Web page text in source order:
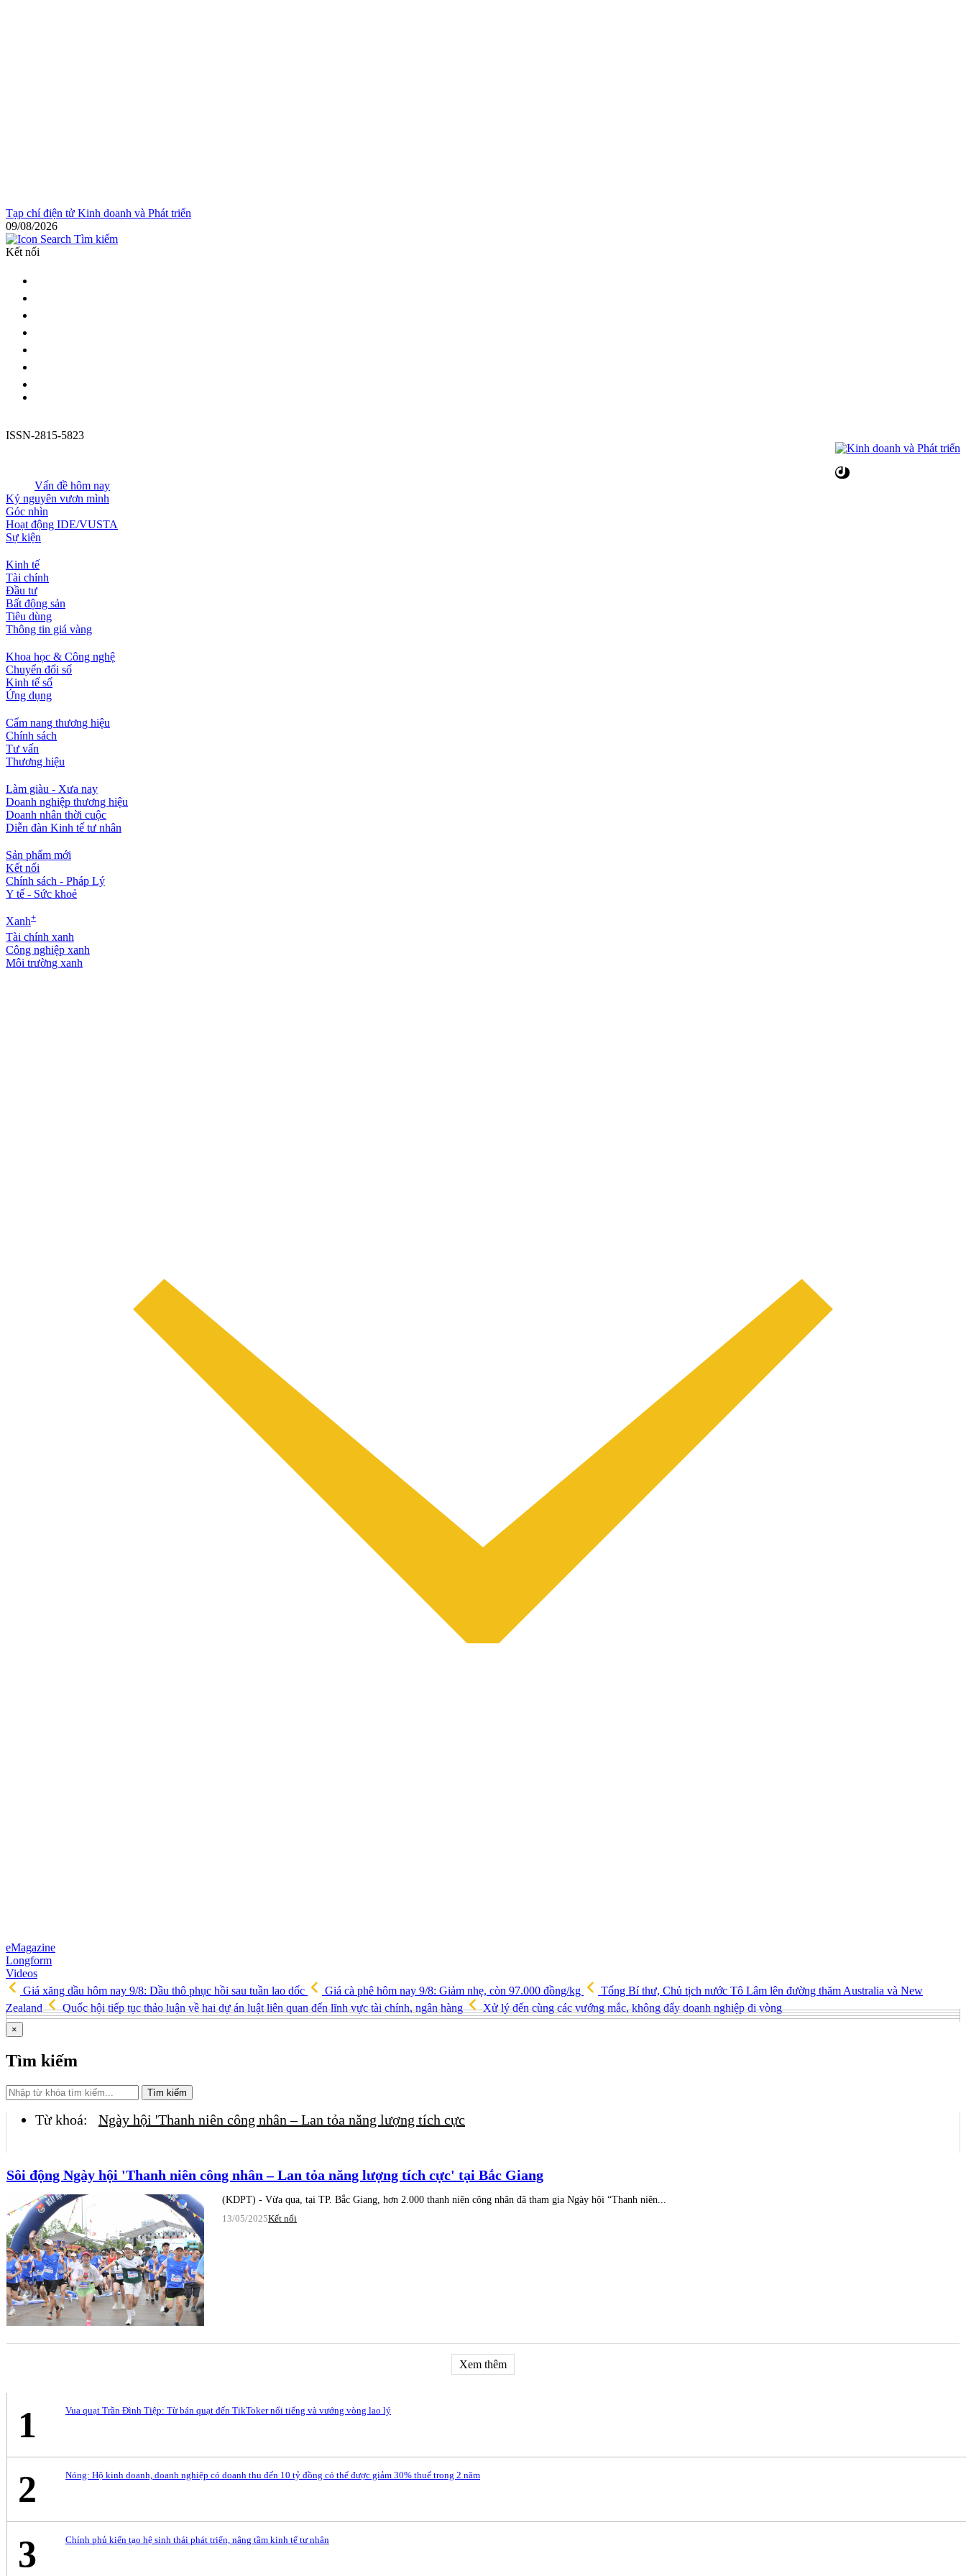
Tạp chí điện tử Kinh doanh và Phát triển
09/08/2026
Tìm kiếm
Kết nối
ISSN-2815-5823
Vấn đề hôm nay
Kỷ nguyên vươn mình
Góc nhìn
Hoạt động IDE/VUSTA
Sự kiện
Kinh tế
Tài chính
Đầu tư
Bất động sản
Tiêu dùng
Thông tin giá vàng
Khoa học & Công nghệ
Chuyển đổi số
Kinh tế số
Ứng dụng
Cẩm nang thương hiệu
Chính sách
Tư vấn
Thương hiệu
Làm giàu - Xưa nay
Doanh nghiệp thương hiệu
Doanh nhân thời cuộc
Diễn đàn Kinh tế tư nhân
Sản phẩm mới
Kết nối
Chính sách - Pháp Lý
Y tế - Sức khoẻ
Xanh+
Tài chính xanh
Công nghiệp xanh
Môi trường xanh
eMagazine
Longform
Videos
Giá xăng dầu hôm nay 9/8: Dầu thô phục hồi sau tuần lao dốc
Giá cà phê hôm nay 9/8: Giảm nhẹ, còn 97.000 đồng/kg
Tổng Bí thư, Chủ tịch nước Tô Lâm lên đường thăm Australia và New
Zealand
Quốc hội tiếp tục thảo luận về hai dự án luật liên quan đến lĩnh vực tài chính, ngân hàng Xử lý đến cùng các vướng mắc, không đẩy doanh nghiệp đi vòng
×
Tìm kiếm
Tìm kiếm
Từ khoá: Ngày hội 'Thanh niên công nhân – Lan tỏa năng lượng tích cực
Sôi động Ngày hội 'Thanh niên công nhân – Lan tỏa năng lượng tích cực' tại Bắc Giang
(KDPT) - Vừa qua, tại TP. Bắc Giang, hơn 2.000 thanh niên công nhân đã tham gia Ngày hội “Thanh niên...
13/05/2025Kết nối
Xem thêm
1 Vua quạt Trần Đình Tiệp: Từ bán quạt đến TikToker nổi tiếng và vướng vòng lao lý
2 Nóng: Hộ kinh doanh, doanh nghiệp có doanh thu đến 10 tỷ đồng có thể được giảm 30% thuế trong 2 năm
3 Chính phủ kiến tạo hệ sinh thái phát triển, nâng tầm kinh tế tư nhân